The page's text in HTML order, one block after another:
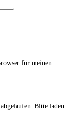
für meinen
Bitte laden